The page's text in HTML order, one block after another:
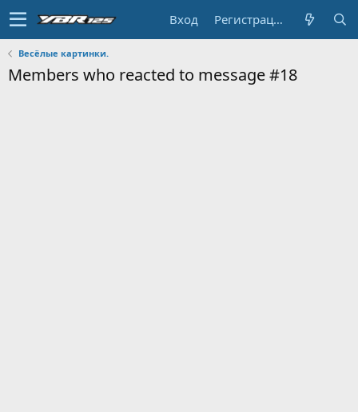
Вход Регистрация
Весёлые картинки.
Members who reacted to message #18